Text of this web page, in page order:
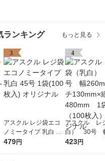
ランキング もっと見る
3
アスクル レジ袋エコ
ノミータイプ 乳白 45
号 1袋(100枚入) オリ
479円
4
アスクル レ
白） 30号
m×マチ
423円